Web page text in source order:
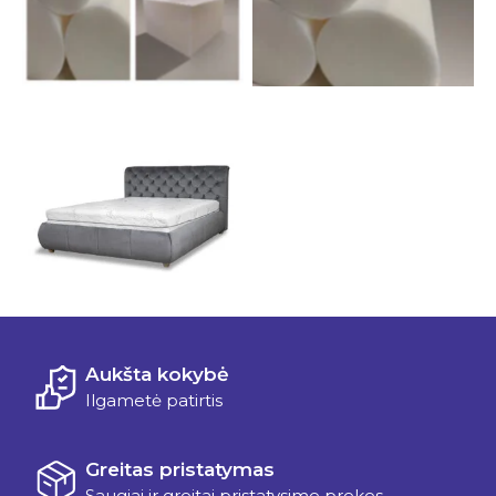
No Caption
Aukšta kokybė
Ilgametė patirtis
Greitas pristatymas